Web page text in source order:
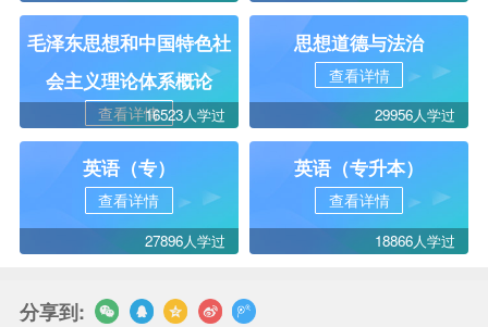
毛泽东思想和中国特色社
会主义理论体系概论
查看详情16523人学过
思想道德与法治
查看详情
29956人学过
英语（专）
查看详情
27896人学过
英语（专升本）
查看详情
18866人学过
分享到: